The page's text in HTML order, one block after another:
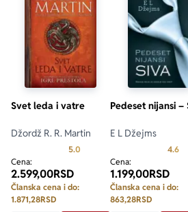
Svet leda i vatre
Džordž R. R. Martin
5.0 Prosecna ocena je 5.0 od 5
Cena:
2.599,00RSD
Članska cena i do:
1.871,28RSD
Pedeset nijansi –
E L Džejms
4.6
Cena:
1.199,00RSD
Članska cena i do:
863,28RSD